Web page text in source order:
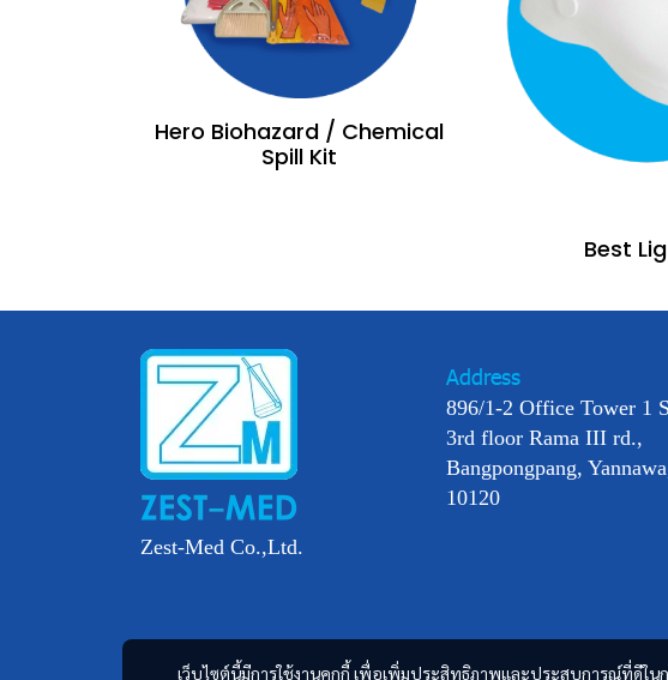
Hero Biohazard / Chemical
Spill Kit
Best
เว็บไซต์นี้มีการใช้งานคุกกี้ เพื่อเพิ่มประสิทธิภาพและประสบการณ์ที่ดีใน
Zest-Med Co.,Ltd.
Address
896/1-2 Office Tower 1
3rd floor Rama III rd.,
Bangpongpang,
10120